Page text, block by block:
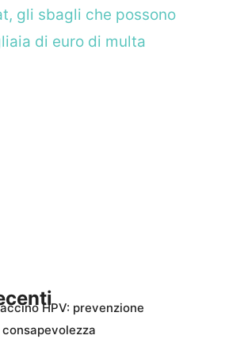
gli sbagli che possono
di euro di multa
HPV: prevenzione
consapevolezza